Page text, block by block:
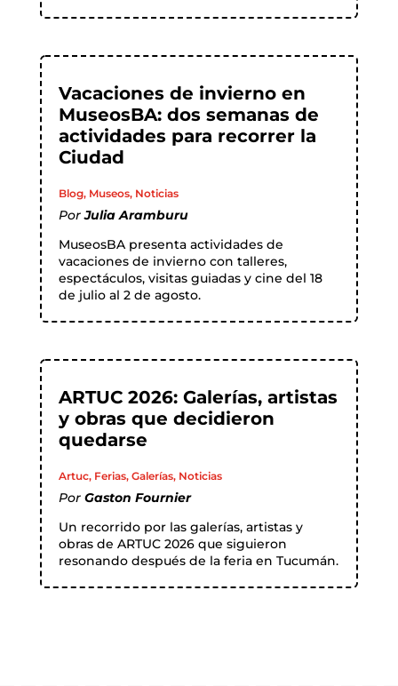
Vacaciones de invierno en
MuseosBA: dos semanas de
actividades para recorrer la
Ciudad
Blog, Museos, Noticias
PorJulia Aramburu
MuseosBA presenta actividades de
vacaciones de invierno con talleres,
espectáculos, visitas guiadas y cine del 18
de julio al 2 de agosto.
ARTUC 2026: Galerías, artistas
y obras que decidieron
quedarse
Artuc, Ferias, Galerías, Noticias
Por Gaston Fournier
Un recorrido por las galerías, artistas y
obras de ARTUC 2026 que siguieron
resonando después de la feria en Tucumán.